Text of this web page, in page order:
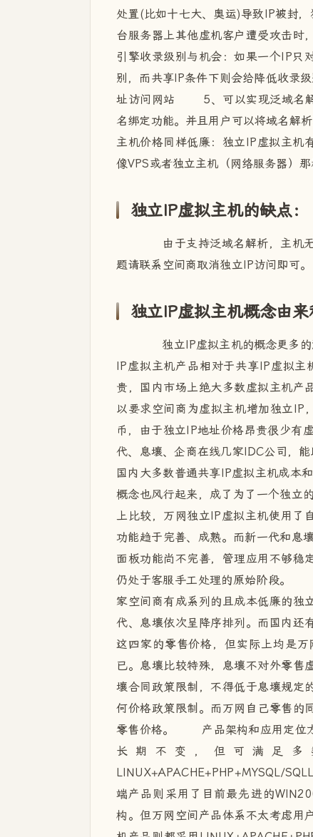
处置(比如十七大、奥运)导致IP被
台服务器上其他虚机客户遭受攻击
引擎收录级别与机会：如果一个IP只
别，而共享IP条件下则会给降低收
址访问网站 5、可以实现泛域名解
名绑定功能。并且用户可以将域名
主机价格同样低廉：独立IP虚拟主
像VPS或者独立主机（网络服务器）那
独立IP虚拟主机的缺点：
由于支持泛域名解析，主机无
题请联系空间商取消独立IP访问即可。
独立IP虚拟主机概念由来
独立IP虚拟主机的概念更多的
IP虚拟主机产品相对于共享IP虚拟
贵，国内市场上绝大多数虚拟主机产
以要求空间商为虚拟主机增加独立IP
币，由于独立IP地址价格昂贵很少
代、息壤、企商在线几家IDC公司，
国内大多数普通共享IP虚拟主机成本
概念也风行起来，成了为了一个独
上比较，万网独立IP虚拟主机使用了
功能趋于完善、成熟。而新一代和息
面板功能尚不完善，管理应用不够稳
仍处于客服手工处理的原始阶段。
家空间商有成系列的且成本低廉的独
代、息壤依次呈降序排列。而国内还
这四家的零售价格，但实际上均是
已。息壤比较特殊，息壤不对外零售
壤合同政策限制，不得低于息壤规定
何价格政策限制。而万网自己零售的
零售价格。 产品架构和应用定位方
长期不变，但可满足
LINUX+APACHE+PHP+MYSQL/
端产品则采用了目前最先进的
构。但万网空间产品体系不太考虑用